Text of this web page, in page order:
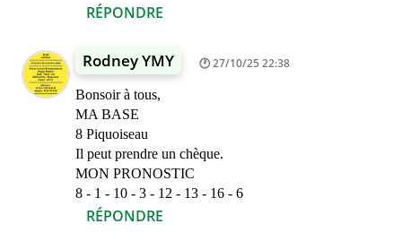
RÉPONDRE
Rodney YMY 27/10/25 22:38
Bonsoir à tous,
MA BASE
8 Piquoiseau
Il peut prendre un chèque.
MON PRONOSTIC
8 - 1 - 10 - 3 - 12 - 13 - 16 - 6
RÉPONDRE